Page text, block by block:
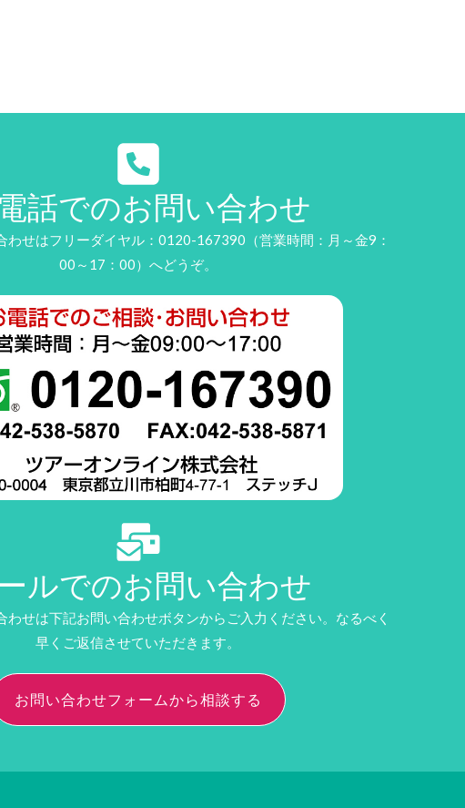
話でのお問い合わせ
わせはフリーダイヤル：0120-167390（営業時間：月～金9：
00～17：00）へどうぞ。
ルでのお問い合わせ
わせは下記お問い合わせボタンからご入力ください。なるべく
早くご返信させていただきます。
お問い合わせフォームから相談する